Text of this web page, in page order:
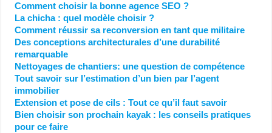
Comment choisir la bonne agence SEO ?
La chicha : quel modèle choisir ?
Comment réussir sa reconversion en tant que militaire
Des conceptions architecturales d’une durabilité
remarquable
Nettoyages de chantiers: une question de compétence
Tout savoir sur l’estimation d’un bien par l’agent
immobilier
Extension et pose de cils : Tout ce qu’il faut savoir
Bien choisir son prochain kayak : les conseils pratiques
pour ce faire